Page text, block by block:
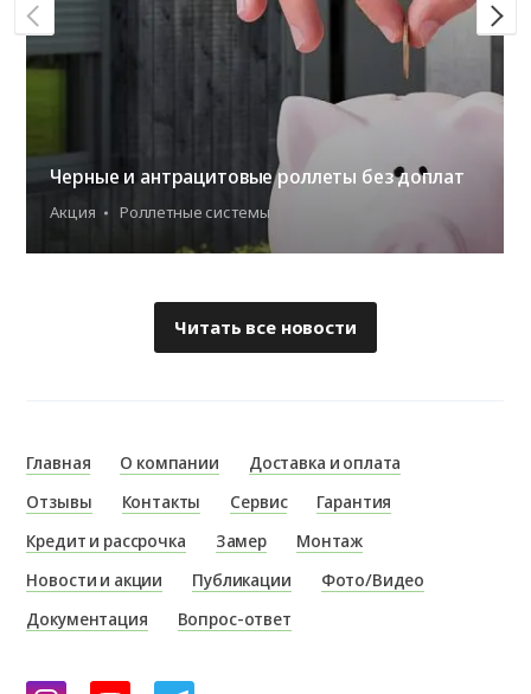
Черные и антрацитовые роллеты без доплат
Акция Роллетные системы
Читать все новости
Главная О компании
Доставка и оплата
Отзывы
Контакты Сервис
Гарантия
Кредит и рассрочка
Замер
Монтаж
Новости и акции
Публикации
Фото/Видео
Документация
Вопрос-ответ